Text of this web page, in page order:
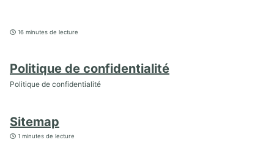
16 minutes de lecture
Politique de confidentialité
Politique de confidentialité
Sitemap
1 minutes de lecture